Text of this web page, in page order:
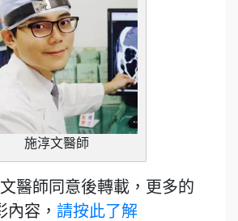
施淳文醫師
醫師同意後轉載，更多的
內容， 請按此了解